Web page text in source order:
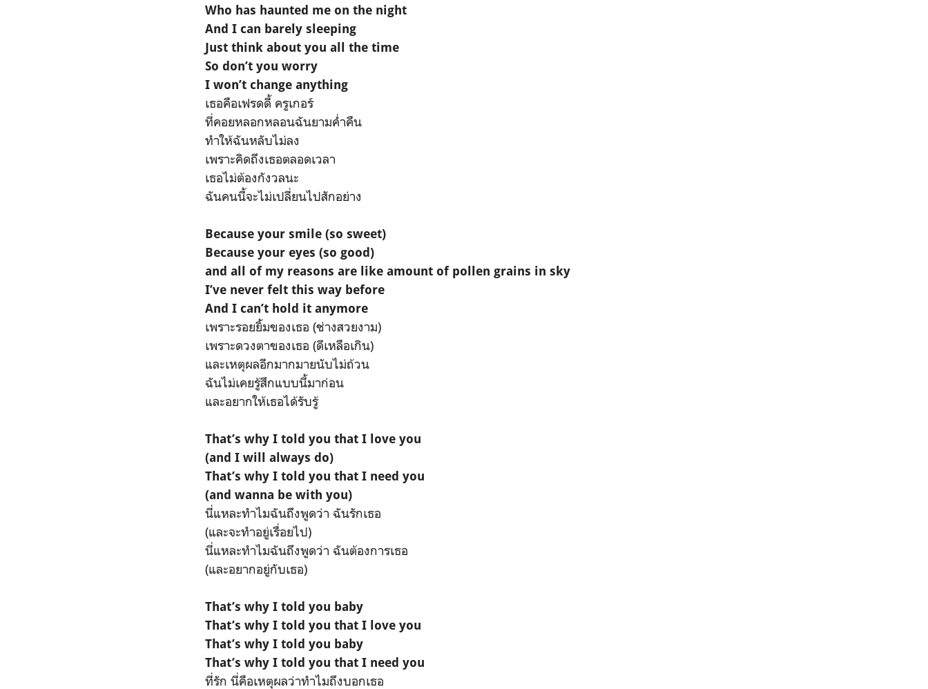
Who has haunted me on the night
And I can barely sleeping
Just think about you all the time
So don’t you worry
I won’t change anything
เธอคือเฟรดดี้ ครูเกอร์
ที่คอยหลอกหลอนฉันยามค่ำคืน
ทำให้ฉันหลับไม่ลง
เพราะคิดถึงเธอตลอดเวลา
เธอไม่ต้องกังวลนะ
ฉันคนนี้จะไม่เปลี่ยนไปสักอย่าง
Because your smile (so sweet)
Because your eyes (so good)
and all of my reasons are like amount of pollen grains in sky
I’ve never felt this way before
And I can’t hold it anymore
เพราะรอยยิ้มของเธอ (ช่างสวยงาม)
เพราะดวงตาของเธอ (ดีเหลือเกิน)
และเหตุผลอีกมากมายนับไม่ถ้วน
ฉันไม่เคยรู้สึกแบบนี้มาก่อน
และอยากให้เธอได้รับรู้
That’s why I told you that I love you
(and I will always do)
That’s why I told you that I need you
(and wanna be with you)
นี่แหละทำไมฉันถึงพูดว่า ฉันรักเธอ
(และจะทำอยู่เรื่อยไป)
นี่แหละทำไมฉันถึงพูดว่า ฉันต้องการเธอ
(และอยากอยู่กับเธอ)
That’s why I told you baby
That’s why I told you that I love you
That’s why I told you baby
That’s why I told you that I need you
ที่รัก นี่คือเหตุผลว่าทำไมถึงบอกเธอ